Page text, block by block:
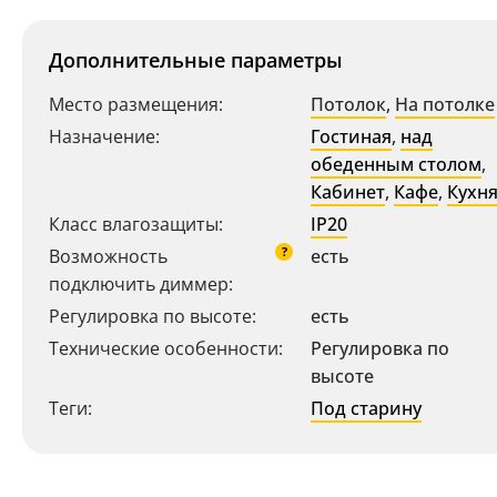
Ваш регион:
+7 (800) 775-63-32
+7 (495) 255-03-21- бесплатная доставка
Дополнительные параметры
Место размещения: Потолок, На потолке
Назначение:
Гостиная, над
обеденным столом,
Кабинет, Кафе, Кухня
Класс влагозащиты:
IP20
Возможность
подключить диммер:
? есть
Регулировка по высоте:
есть
Технические особенности:
Регулировка по
высоте
Теги:
Под старину